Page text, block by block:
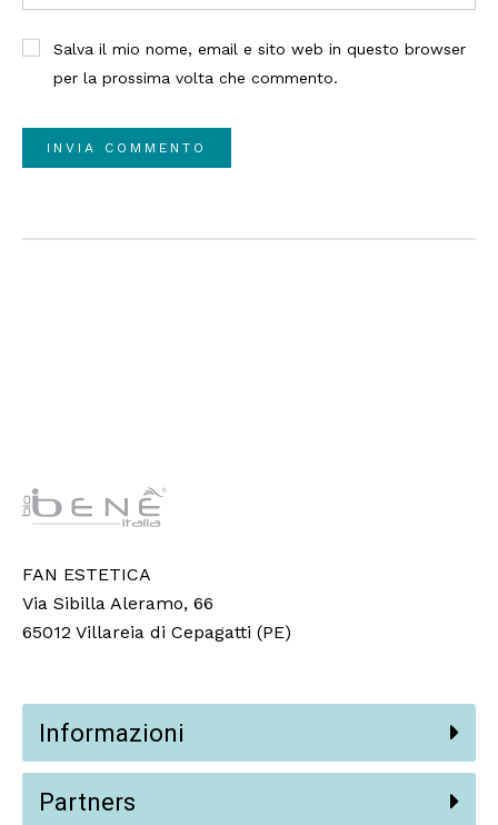
Salva il mio nome, email e sito web in questo browser
per la prossima volta che commento.
FAN ESTETICA
Via Sibilla Aleramo, 66
65012 Villareia di Cepagatti (PE)
Informazioni
Partners